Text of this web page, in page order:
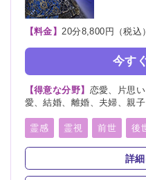
【料金】20分8,800円（税込
今す
【得意な分野】 恋愛、片思
愛、結婚、離婚、夫婦、親
介護、健康、金運、仕事、
総合運、運勢、心霊相談、
霊感 霊視 前世 後
オーラリーディング 守
祈願 祈祷 波動修正
詳